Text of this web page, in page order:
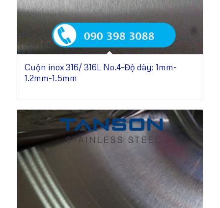
Cuộn inox 316/ 316L No.4-Độ dày: 1mm-
1.2mm-1.5mm